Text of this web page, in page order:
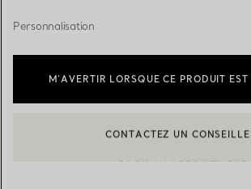
Personnalisation
M’AVERTIR LORSQUE CE PRODUIT